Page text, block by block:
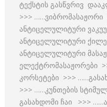
ტექსტის გასწვრივ
>>> ……ვიბრომასაჟორი
ანტიცელულიტური
ანტიცელულიტური
ანტიცელულიტური
ელექტრომასაჟორები
კორსეტები >>>
>>> ……კუნთების
გასახდომი ჩაი >>>